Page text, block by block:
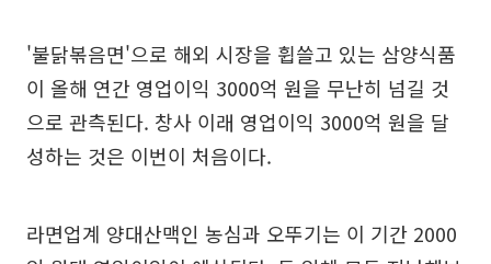
'불닭볶음면'으로 해외 시장을 휩쓸고 있는 삼양식품
이 올해 연간 영업이익 3000억 원을 무난히 넘길 것
으로 관측된다. 창사 이래 영업이익 3000억 원을 달
성하는 것은 이번이 처음이다.
라면업계 양대산맥인 농심과 오뚜기는 이 기간 2000